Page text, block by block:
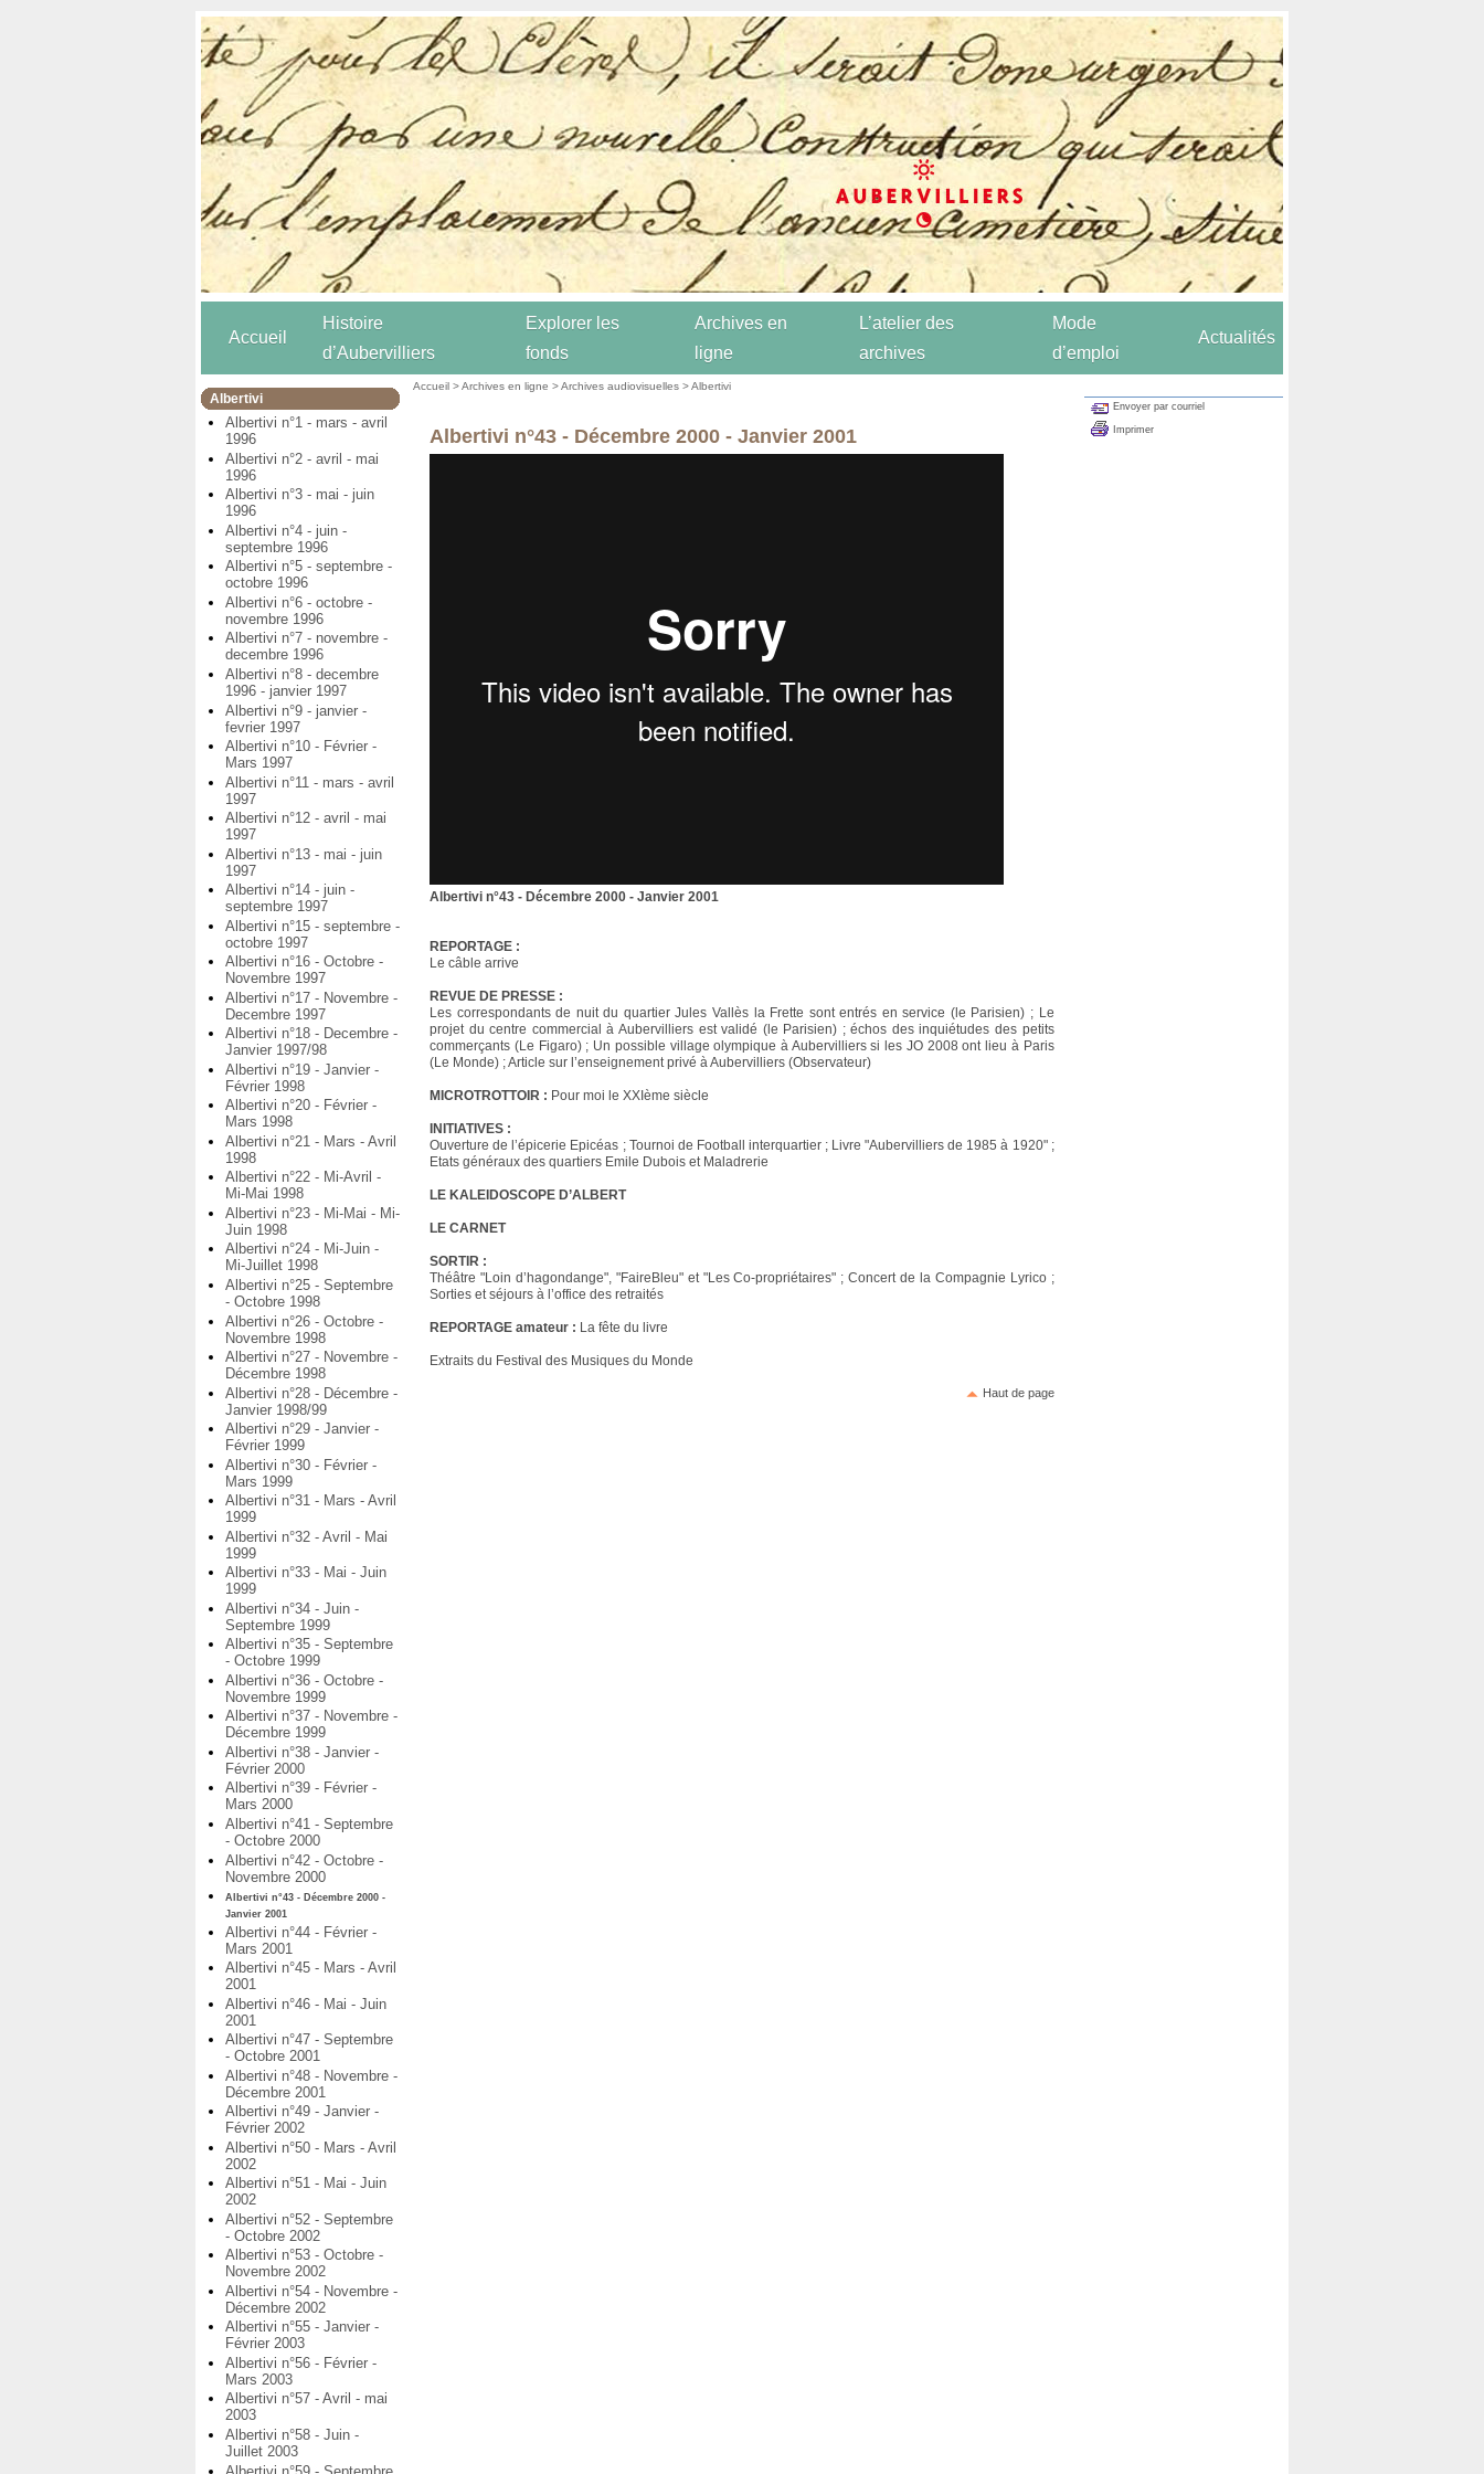
Accueil
Histoire
d’Aubervilliers
Explorer les
fonds
Archives en
ligne
L’atelier des
archives
Mode
d’emploi
Actualités
Albertivi
Albertivi n°1 - mars - avril
1996
Albertivi n°2 - avril - mai
1996
Albertivi n°3 - mai - juin
1996
Albertivi n°4 - juin -
septembre 1996
Albertivi n°5 - septembre -
octobre 1996
Albertivi n°6 - octobre -
novembre 1996
Albertivi n°7 - novembre -
decembre 1996
Albertivi n°8 - decembre
1996 - janvier 1997
Albertivi n°9 - janvier -
fevrier 1997
Albertivi n°10 - Février -
Mars 1997
Albertivi n°11 - mars - avril
1997
Albertivi n°12 - avril - mai
1997
Albertivi n°13 - mai - juin
1997
Albertivi n°14 - juin -
septembre 1997
Albertivi n°15 - septembre -
octobre 1997
Albertivi n°16 - Octobre -
Novembre 1997
Albertivi n°17 - Novembre -
Decembre 1997
Albertivi n°18 - Decembre -
Janvier 1997/98
Albertivi n°19 - Janvier -
Février 1998
Albertivi n°20 - Février -
Mars 1998
Albertivi n°21 - Mars - Avril
1998
Albertivi n°22 - Mi-Avril -
Mi-Mai 1998
Albertivi n°23 - Mi-Mai - Mi-
Juin 1998
Albertivi n°24 - Mi-Juin -
Mi-Juillet 1998
Albertivi n°25 - Septembre
- Octobre 1998
Albertivi n°26 - Octobre -
Novembre 1998
Albertivi n°27 - Novembre -
Décembre 1998
Albertivi n°28 - Décembre -
Janvier 1998/99
Albertivi n°29 - Janvier -
Février 1999
Albertivi n°30 - Février -
Mars 1999
Albertivi n°31 - Mars - Avril
1999
Albertivi n°32 - Avril - Mai
1999
Albertivi n°33 - Mai - Juin
1999
Albertivi n°34 - Juin -
Septembre 1999
Albertivi n°35 - Septembre
- Octobre 1999
Albertivi n°36 - Octobre -
Novembre 1999
Albertivi n°37 - Novembre -
Décembre 1999
Albertivi n°38 - Janvier -
Février 2000
Albertivi n°39 - Février -
Mars 2000
Albertivi n°41 - Septembre
- Octobre 2000
Albertivi n°42 - Octobre -
Novembre 2000
Albertivi n°43 - Décembre 2000 -
Janvier 2001
Albertivi n°44 - Février -
Mars 2001
Albertivi n°45 - Mars - Avril
2001
Albertivi n°46 - Mai - Juin
2001
Albertivi n°47 - Septembre
- Octobre 2001
Albertivi n°48 - Novembre -
Décembre 2001
Albertivi n°49 - Janvier -
Février 2002
Albertivi n°50 - Mars - Avril
2002
Albertivi n°51 - Mai - Juin
2002
Albertivi n°52 - Septembre
- Octobre 2002
Albertivi n°53 - Octobre -
Novembre 2002
Albertivi n°54 - Novembre -
Décembre 2002
Albertivi n°55 - Janvier -
Février 2003
Albertivi n°56 - Février -
Mars 2003
Albertivi n°57 - Avril - mai
2003
Albertivi n°58 - Juin -
Juillet 2003
Accueil >Archives en ligne >Archives audiovisuelles >Albertivi
Albertivi n°43 - Décembre 2000 - Janvier 2001
Albertivi n°43 - Décembre 2000 - Janvier 2001
REPORTAGE :
Le câble arrive
REVUE DE PRESSE :
Les correspondants de nuit du quartier Jules Vallès la Frette sont entrés en service (le Parisien) ; Le
projet du centre commercial à Aubervilliers est validé (le Parisien) ; échos des inquiétudes des petits
commerçants (Le Figaro) ; Un possible village olympique à Aubervilliers si les JO 2008 ont lieu à Paris
(Le Monde) ; Article sur l’enseignement privé à Aubervilliers (Observateur)
MICROTROTTOIR : Pour moi le XXIème siècle
INITIATIVES :
Ouverture de l’épicerie Epicéas ; Tournoi de Football interquartier ; Livre "Aubervilliers de 1985 à 1920" ;
Etats généraux des quartiers Emile Dubois et Maladrerie
LE KALEIDOSCOPE D’ALBERT
LE CARNET
SORTIR :
Théâtre "Loin d’hagondange", "FaireBleu" et "Les Co-propriétaires" ; Concert de la Compagnie Lyrico ;
Sorties et séjours à l’office des retraités
REPORTAGE amateur : La fête du livre
Extraits du Festival des Musiques du Monde
Haut de page
Envoyer par courriel
Imprimer